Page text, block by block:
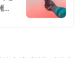
드